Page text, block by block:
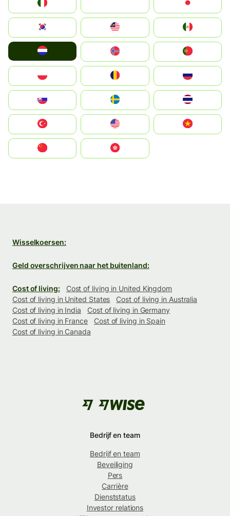
South Korea
United States
中國香港特別行政區
Wisselkoersen:
Geld overschrijven naar het buitenland:
Cost of living:
Cost of living in United Kingdom
Cost of living in United States
Cost of living in Australia
Cost of living in India
Cost of living in Germany
Cost of living in France
Cost of living in Spain
Cost of living in Canada
Bedrijf en team
Bedrijf en team
Beveiliging
Pers
Carrière
Dienststatus
Investor relations